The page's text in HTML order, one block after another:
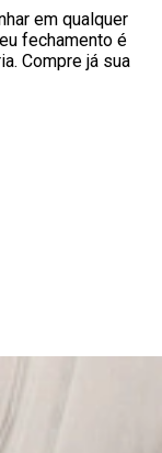
em qualquer
fechamento é
Compre já sua